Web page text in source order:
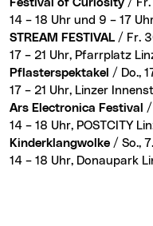
Festival of Curiosity / Fr.
14 – 18 Uhr und 9 – 17
STREAM FESTIVAL / Fr.
17 – 21 Uhr, Pfarrplatz
Pflasterspektakel / Do.,
17 – 21 Uhr, Linzer
Ars Electronica Festival /
14 – 18 Uhr, POSTCITY
Kinderklangwolke / So.,
14 – 18 Uhr, Donaupark